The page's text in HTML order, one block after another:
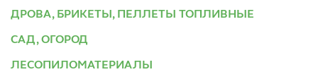
ДРОВА, БРИКЕТЫ, ПЕЛЛЕТЫ ТОПЛИВНЫЕ
САД, ОГОРОД
ЛЕСОПИЛОМАТЕРИАЛЫ